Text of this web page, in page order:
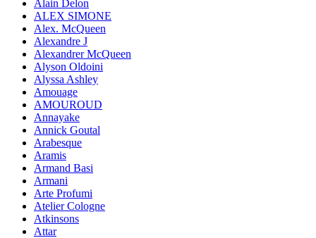
Alain Delon
ALEX SIMONE
Alex. McQueen
Alexandre J
Alexandrer McQueen
Alyson Oldoini
Alyssa Ashley
Amouage
AMOUROUD
Annayake
Annick Goutal
Arabesque
Aramis
Armand Basi
Armani
Arte Profumi
Atelier Cologne
Atkinsons
Attar